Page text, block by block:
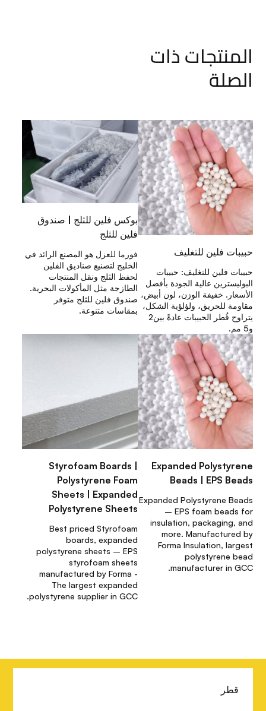
المنتجات ذات
الصلة
حبيبات فلين للتغليف
حبيبات فلين للتغليف: حبيبات
البوليسترين عالية الجودة بأفضل
الأسعار. خفيفة الوزن، لون أبيض،
مقاومة للحريق، ولؤلؤية الشكل،
يتراوح قُطر الحبيبات عادةً بين2
و5 مم.
بوكس فلين للثلج | صندوق
فلين للثلج
فورما للعزل هو المصنع الرائد في
الخليج لتصنيع صناديق الفلين
لحفظ الثلج ونقل المنتجات
الطازجة مثل المأكولات البحرية.
صندوق فلين للثلج متوفر
بمقاسات متنوعة.
Expanded Polystyrene
Beads | EPS Beads
Expanded Polystyrene Beads
– EPS foam beads for
insulation, packaging, and
more. Manufactured by
Forma Insulation, largest
polystyrene bead
manufacturer in GCC.
Styrofoam Boards |
Polystyrene Foam
Sheets | Expanded
Polystyrene Sheets
Best priced Styrofoam
boards, expanded
polystyrene sheets – EPS
styrofoam sheets
manufactured by Forma -
The largest expanded
polystyrene supplier in GCC.
قطر